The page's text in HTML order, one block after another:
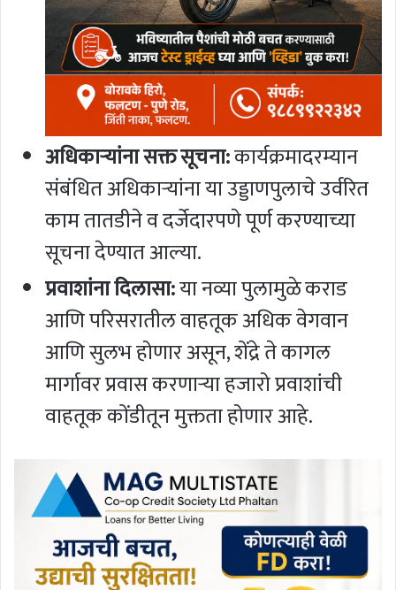
अधिकाऱ्यांना सक्त सूचना:कार्यक्रमादरम्यान
संबंधित अधिकाऱ्यांना या उड्डाणपुलाचे उर्वरित
काम तातडीने व दर्जेदारपणे पूर्ण करण्याच्या
सूचना देण्यात आल्या.
प्रवाशांना दिलासा:या नव्या पुलामुळे कराड
आणि परिसरातील वाहतूक अधिक वेगवान
आणि सुलभ होणार असून, शेंद्रे ते कागल
मार्गावर प्रवास करणाऱ्या हजारो प्रवाशांची
वाहतूक कोंडीतून मुक्तता होणार आहे.